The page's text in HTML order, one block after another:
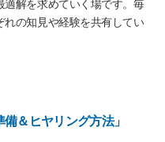
適解を求めていく場です。毎
れの知見や経験を共有してい
＆ヒヤリング方法」